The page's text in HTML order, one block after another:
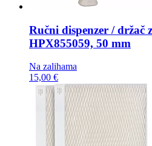
Ručni dispenzer / držač
HPX855059, 50 mm
Na zalihama
15,00 €